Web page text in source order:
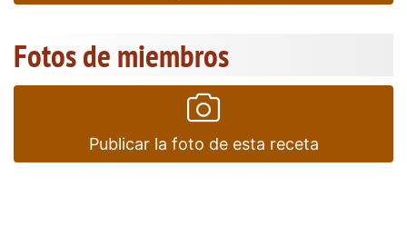
Fotos de miembros
Publicar la foto de esta receta